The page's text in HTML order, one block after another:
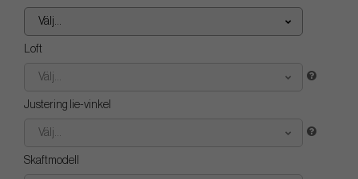
Välj...
Loft
Välj...
Justering lie-vinkel
Välj...
Skaftmodell